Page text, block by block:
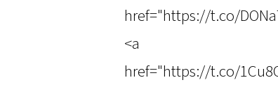
href="https://t.co/
<a
href="https://t.co/